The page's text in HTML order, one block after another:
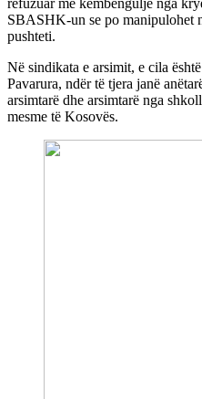
refuzuar me këmbëngulje nga
SBASHK-un se po manipulohet
pushteti.
Në sindikata e arsimit, e cila
Pavarura, ndër të tjera janë
arsimtarë dhe arsimtarë nga
mesme të Kosovës.